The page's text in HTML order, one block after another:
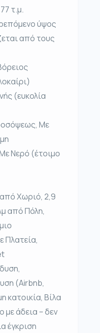
τ.μ.
ύψος
από τους
(ευκολία
Με
Νερό (έτοιμο
Χωριό, 2,9
από Πόλη,
Πλατεία,
(Airbnb,
κατοικία, Βίλα
με άδεια – δεν
έγκριση